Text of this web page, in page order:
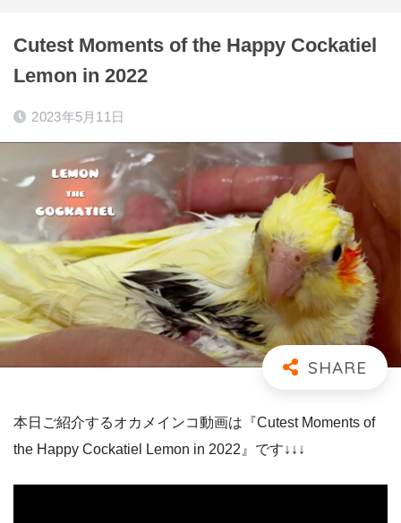
Cutest Moments of the Happy Cockatiel
Lemon in 2022
2023年5月11日
本日ご紹介するオカメインコ動画は『Cutest Moments of
the Happy Cockatiel Lemon in 2022』です↓↓↓